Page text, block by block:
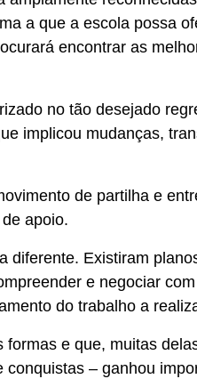
a que a escola possa
encontrar as
no tão desejado
implicou mudanças,
de partilha e
apoio.
Existiram
e negociar
do trabalho a
e que, muitas
– ganhou